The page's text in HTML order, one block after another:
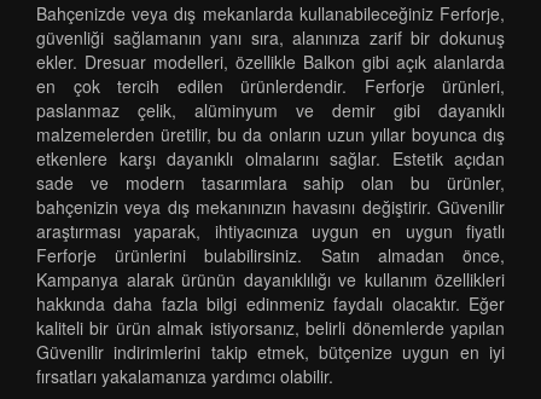
Bahçenizde veya dış mekanlarda kullanabileceğiniz Ferforje,
güvenliği sağlamanın yanı sıra, alanınıza zarif bir dokunuş
ekler. Dresuar modelleri, özellikle Balkon gibi açık alanlarda
en çok tercih edilen ürünlerdendir. Ferforje ürünleri,
paslanmaz çelik, alüminyum ve demir gibi dayanıklı
malzemelerden üretilir, bu da onların uzun yıllar boyunca dış
etkenlere karşı dayanıklı olmalarını sağlar. Estetik açıdan
sade ve modern tasarımlara sahip olan bu ürünler,
bahçenizin veya dış mekanınızın havasını değiştirir. Güvenilir
araştırması yaparak, ihtiyacınıza uygun en uygun fiyatlı
Ferforje ürünlerini bulabilirsiniz. Satın almadan önce,
Kampanya alarak ürünün dayanıklılığı ve kullanım özellikleri
hakkında daha fazla bilgi edinmeniz faydalı olacaktır. Eğer
kaliteli bir ürün almak istiyorsanız, belirli dönemlerde yapılan
Güvenilir indirimlerini takip etmek, bütçenize uygun en iyi
fırsatları yakalamanıza yardımcı olabilir.